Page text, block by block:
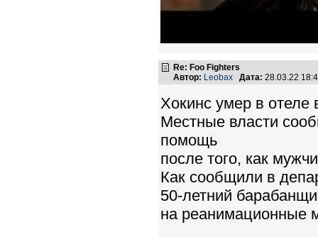
Re: Foo Fighters
Автор: Leobax Дата: 28.03.22
Хокинс умер в отеле
Местные власти
помощь
после того, как
Как сообщили в
50-летний
на реанимационные